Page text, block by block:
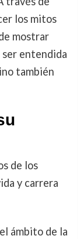
los mitos
mostrar
ser entendida
también
de los
y carrera
ámbito de la